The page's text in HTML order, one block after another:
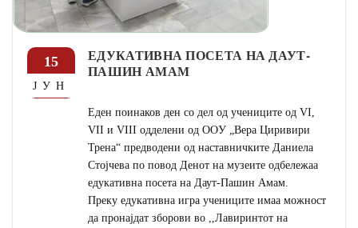
15
ЈУН
ЕДУКАТИВНА ПОСЕТА НА ДАУТ-
ПАШИН АМАМ
Еден поинаков ден со дел од учениците од VI,
VII и VIII одделени од ОOУ „Вера Циривири
Трена“ предводени од наставничките Даниела
Стојчева по повод Денот на музеите одбележаа
едукативна посета на Даут-Пашин Амам.
Преку едукативна игра учениците имаа можност
да пронајдат зборови во ,,Лавиринтот на